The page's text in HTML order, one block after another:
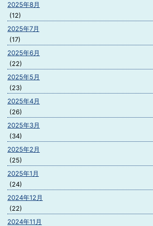
2025年8月
(12)
2025年7月
(17)
2025年6月
(22)
2025年5月
(23)
2025年4月
(26)
2025年3月
(34)
2025年2月
(25)
2025年1月
(24)
2024年12月
(22)
2024年11月